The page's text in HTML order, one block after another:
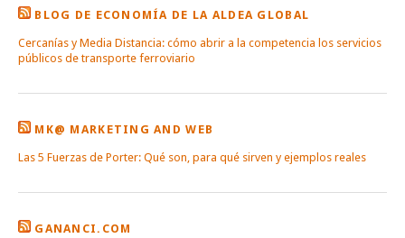
BLOG DE ECONOMÍA DE LA ALDEA GLOBAL
Cercanías y Media Distancia: cómo abrir a la competencia los servicios
públicos de transporte ferroviario
MK@ MARKETING AND WEB
Las 5 Fuerzas de Porter: Qué son, para qué sirven y ejemplos reales
GANANCI.COM